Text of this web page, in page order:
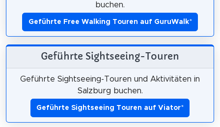
buchen.
Geführte Free Walking Touren auf GuruWalk*
Geführte Sightseeing-Touren
Geführte Sightseeing-Touren und Aktivitäten in
Salzburg buchen.
Geführte Sightseeing Touren auf Viator*